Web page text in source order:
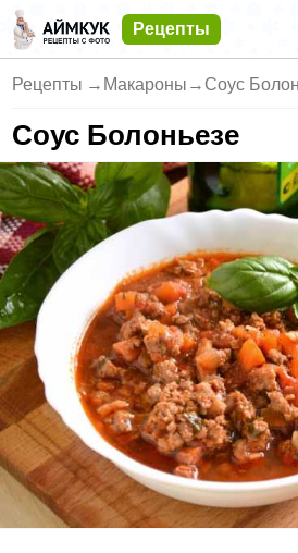
Рецепты
Рецепты → Макароны → Соус
Соус Болоньезе